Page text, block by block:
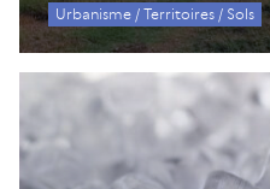
Urbanisme / Territoires / Sols